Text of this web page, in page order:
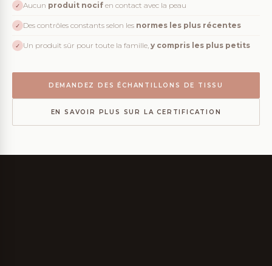
✓ Aucun produit nocif en contact avec la peau
✓ Des contrôles constants selon les normes les plus récentes
✓ Un produit sûr pour toute la famille, y compris les plus petits
DEMANDEZ DES ÉCHANTILLONS DE TISSU
EN SAVOIR PLUS SUR LA CERTIFICATION